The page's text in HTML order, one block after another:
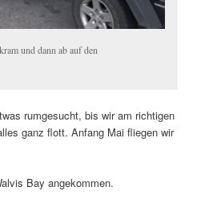
und dann ab auf den
rumgesucht, bis wir am richtigen
ganz flott. Anfang Mai fliegen wir
Bay angekommen.